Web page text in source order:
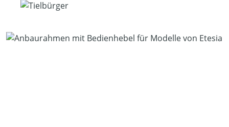
Bildergalerie überspringen